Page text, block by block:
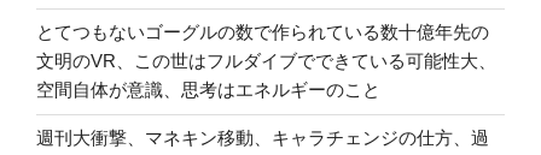
とてつもないゴーグルの数で作られている数十億年先の
文明のVR、この世はフルダイブでできている可能性大、
空間自体が意識、思考はエネルギーのこと
週刊大衝撃、マネキン移動、キャラチェンジの仕方、過